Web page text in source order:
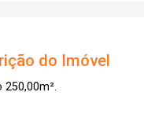
do Imóvel
250,00m².